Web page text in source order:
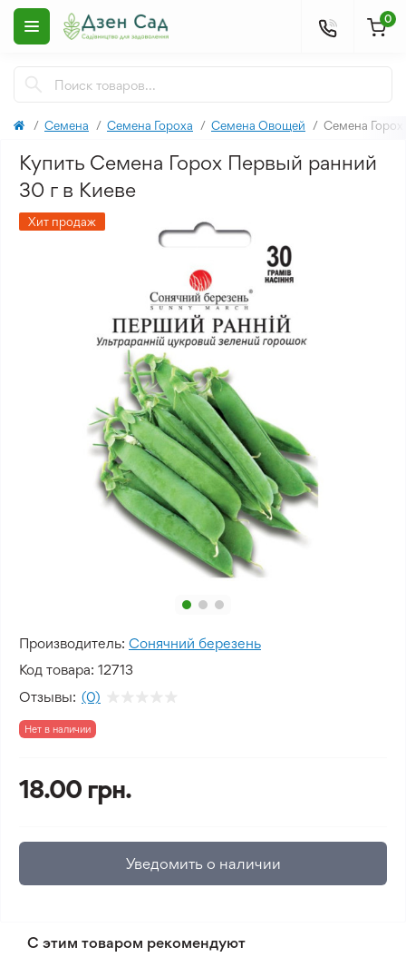
0
Семена Семена Гороха Семена Овощей Семена
Купить Семена Горох Первый ранний
30 г в Киеве
Хит продаж
Производитель: Сонячний березень
Код товара: 12713
Отзывы: (0)
Нет в наличии
18.00 грн.
Уведомить о наличии
С этим товаром рекомендуют